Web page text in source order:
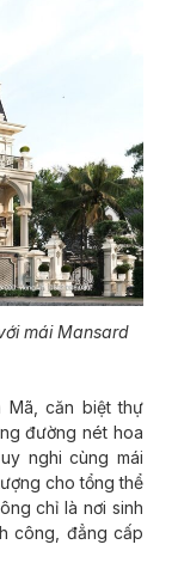
mái Mansard
Mã, căn biệt thự
đường nét hoa
nghi cùng mái
cho tổng thể
chỉ là nơi sinh
công, đẳng cấp